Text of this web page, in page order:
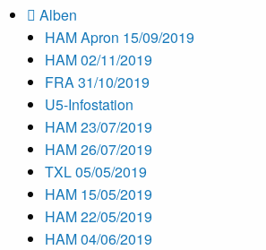
Alben
HAM Apron 15/09/2019
HAM 02/11/2019
FRA 31/10/2019
U5-Infostation
HAM 23/07/2019
HAM 26/07/2019
TXL 05/05/2019
HAM 15/05/2019
HAM 22/05/2019
HAM 04/06/2019